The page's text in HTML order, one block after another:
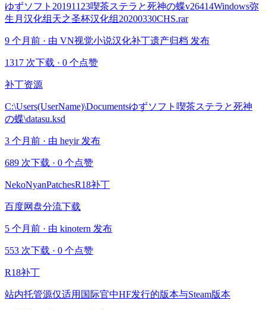
ゆずソフト20191123喫茶ステラと死神の蝶v26414Windows弥
生月汉化组天之圣杯汉化组20200330CHS.rar
9 个月前 · 由 VN视觉小说汉化补丁遗产归档 发布
1317 次下载 · 0 个点赞
补丁资源
C:\Users(UserName)\Documentsゆずソフト喫茶ステラと死神
の蝶\datasu.ksd
3 个月前 · 由 heyir 发布
689 次下载 · 0 个点赞
NekoNyanPatchesR18补丁
百度网盘分流下载
5 个月前 · 由 kinotern 发布
553 次下载 · 0 个点赞
R18补丁
站内托管源仅适用国际官中HF发行的版本与Steam版本